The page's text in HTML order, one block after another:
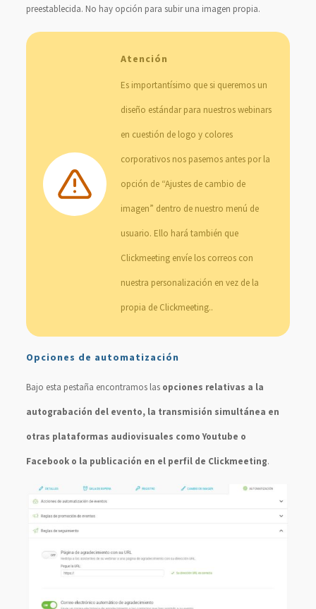
preestablecida. No hay opción para subir una imagen propia.
Atención
Es importantísimo que si queremos un
diseño estándar para nuestros webinars
en cuestión de logo y colores
corporativos nos pasemos antes por la
opción de “Ajustes de cambio de
imagen” dentro de nuestro menú de
usuario. Ello hará también que
Clickmeeting envíe los correos con
nuestra personalización en vez de la
propia de Clickmeeting..
Opciones de automatización
Bajo esta pestaña encontramos las opciones relativas a la
autograbación del evento, la transmisión simultánea en
otras plataformas audiovisuales como Youtube o
Facebook o la publicación en el perfil de Clickmeeting.